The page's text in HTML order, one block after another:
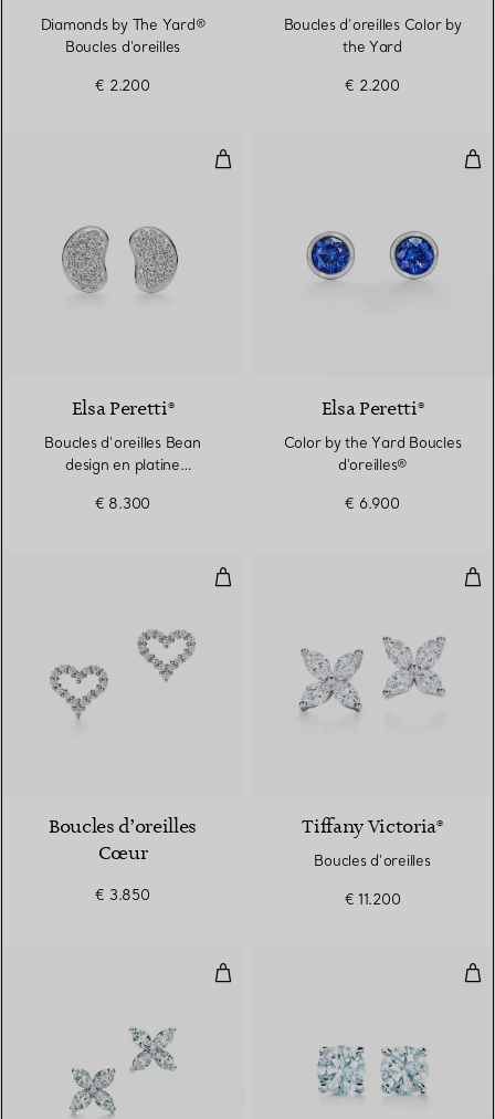
Diamonds by The Yard®
Boucles d'oreilles
€ 2.200
Boucles d’oreilles Color by
the Yard
€ 2.200
Boucles d’oreilles Bean design
Elsa Peretti®
Boucles d’oreilles Bean
design en platine
9 mm.
€ 8.300
Elsa Peretti®
Color by the Yard Boucles
d'oreilles®
€ 6.900
Boucles d’oreilles Cœur
Boucles d’oreilles
Cœur
€ 3.850
Tiffany Victoria®
Boucles d’oreilles
€ 11.200
Boucles d’oreilles